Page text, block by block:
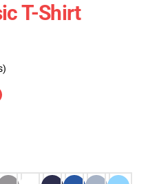
T-Shirt